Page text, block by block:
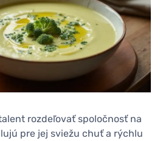
rozdeľovať spoločnosť na
pre jej sviežu chuť a rýchlu